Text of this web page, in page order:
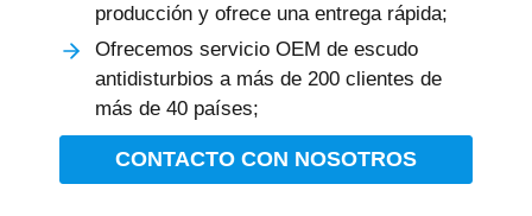
producción y ofrece una entrega rápida;
Ofrecemos servicio OEM de escudo
antidisturbios a más de 200 clientes de
más de 40 países;
CONTACTO CON NOSOTROS